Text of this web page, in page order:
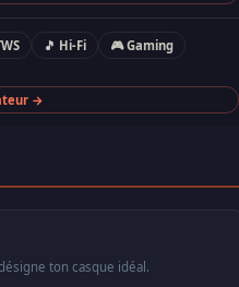
🎵 Hi-Fi
🎮 Gaming
→
ton casque idéal.